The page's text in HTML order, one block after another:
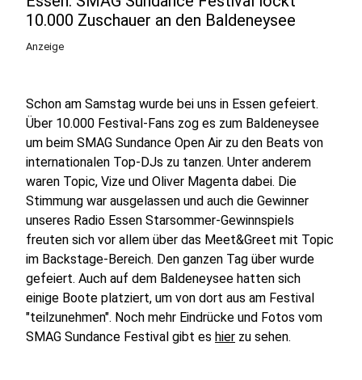
10.000 Zuschauer an den Baldeneysee
Anzeige
Schon am Samstag wurde bei uns in Essen gefeiert.
Über 10.000 Festival-Fans zog es zum Baldeneysee
um beim SMAG Sundance Open Air zu den Beats von
internationalen Top-DJs zu tanzen. Unter anderem
waren Topic, Vize und Oliver Magenta dabei. Die
Stimmung war ausgelassen und auch die Gewinner
unseres Radio Essen Starsommer-Gewinnspiels
freuten sich vor allem über das Meet&Greet mit Topic
im Backstage-Bereich. Den ganzen Tag über wurde
gefeiert. Auch auf dem Baldeneysee hatten sich
einige Boote platziert, um von dort aus am Festival
"teilzunehmen". Noch mehr Eindrücke und Fotos vom
SMAG Sundance Festival gibt es hier zu sehen.